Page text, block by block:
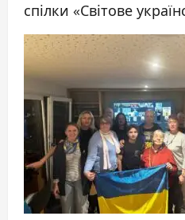
спілки «Світове